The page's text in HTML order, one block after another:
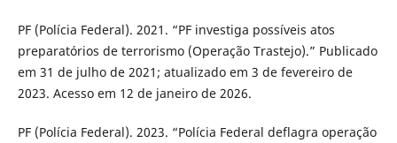
PF (Polícia Federal). 2021. “PF investiga possíveis atos
preparatórios de terrorismo (Operação Trastejo).” Publicado
em 31 de julho de 2021; atualizado em 3 de fevereiro de
2023. Acesso em 12 de janeiro de 2026.
PF (Polícia Federal). 2023. “Polícia Federal deflagra operação